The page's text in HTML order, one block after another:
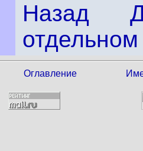
Назад
Оглавление